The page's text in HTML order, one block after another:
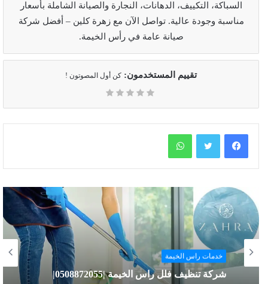
السباكة، التكييف، الدهانات، النجارة والصيانة الشاملة بأسعار
مناسبة وجودة عالية. تواصل الآن مع زهرة كلين – أفضل شركة
صيانة عامة في رأس الخيمة.
تقييم المستخدمون: كن أول المصوتون !
واتساب
خدمات راس الخيمة
خدمات راس الخيمة